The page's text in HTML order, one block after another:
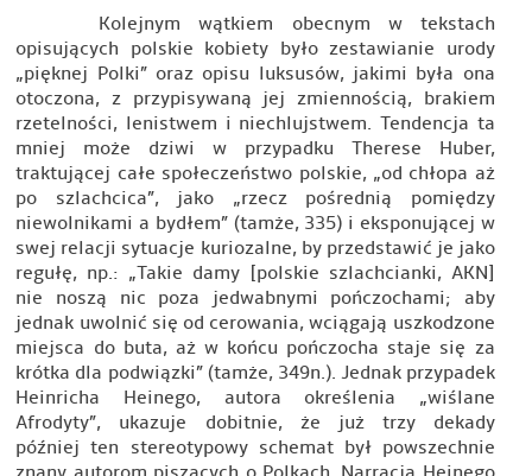
Kolejnym wątkiem obecnym w tekstach
opisujących polskie kobiety było zestawianie urody
„pięknej Polki” oraz opisu luksusów, jakimi była ona
otoczona, z przypisywaną jej zmiennością, brakiem
rzetelności, lenistwem i niechlujstwem. Tendencja ta
mniej może dziwi w przypadku Therese Huber,
traktującej całe społeczeństwo polskie, „od chłopa aż
po szlachcica”, jako „rzecz pośrednią pomiędzy
niewolnikami a bydłem” (tamże, 335) i eksponującej w
swej relacji sytuacje kuriozalne, by przedstawić je jako
regułę, np.: „Takie damy [polskie szlachcianki, AKN]
nie noszą nic poza jedwabnymi pończochami; aby
jednak uwolnić się od cerowania, wciągają uszkodzone
miejsca do buta, aż w końcu pończocha staje się za
krótka dla podwiązki” (tamże, 349n.). Jednak przypadek
Heinricha Heinego, autora określenia „wiślane
Afrodyty”, ukazuje dobitnie, że już trzy dekady
później ten stereotypowy schemat był powszechnie